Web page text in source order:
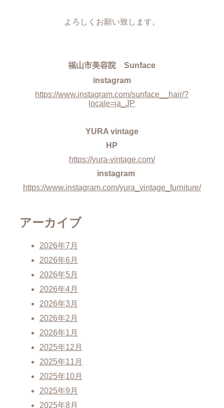
よろしくお願い致します。
福山市美容院 Sunface
instagram
https://www.instagram.com/sunface__hair/?
locale=ja_JP
YURA vintage
HP
https://yura-vintage.com/
instagram
https://www.instagram.com/yura_vintage_furniture/
アーカイブ
2026年7月
2026年6月
2026年5月
2026年4月
2026年3月
2026年2月
2026年1月
2025年12月
2025年11月
2025年10月
2025年9月
2025年8月